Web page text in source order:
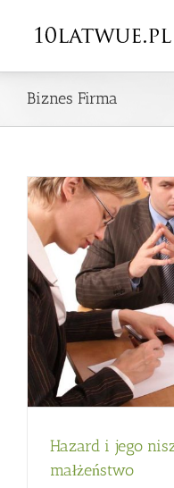
Biznes Firma
Hazard i jego
małżeństwo